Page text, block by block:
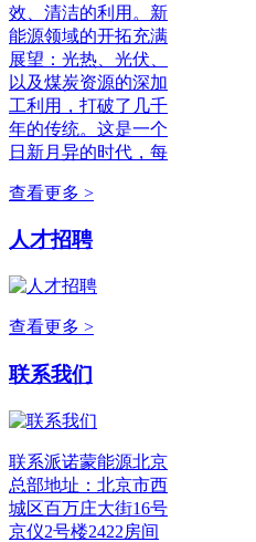
效、清洁的利用。新
能源领域的开拓充满
展望：光热、光伏、
以及煤炭资源的深加
工利用，打破了几千
年的传统。这是一个
日新月异的时代，每
查看更多 >
人才招聘
查看更多 >
联系我们
联系派诺蒙能源北京
总部地址：北京市西
城区百万庄大街16号
京仪2号楼2422房间